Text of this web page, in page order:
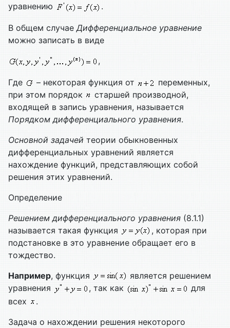
уравнению
.
В общем случаеДифференциальное уравнение
можно записать в виде
,
Где – некоторая функция от
переменных,
при этом порядок
старшей производной,
входящей в запись уравнения, называется
Порядком дифференциального уравнения.
Основной задачей теории обыкновенных
дифференциальных уравнений является
нахождение функций, представляющих собой
решения этих уравнений.
Определение
Решением дифференциального уравнения (8.1.1)
называется такая функция
, которая при
подстановке в это уравнение обращает его в
тождество.
Например, функция
является решением
уравнения
, так как
для
всех
.
Задача о нахождении решения некоторого